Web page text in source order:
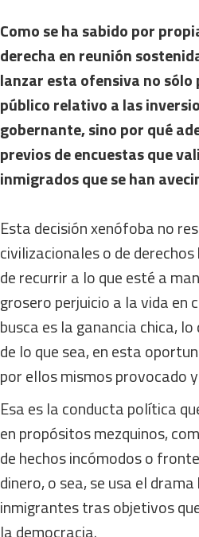
Como se ha sabido por
derecha en reunión
lanzar esta ofensiva no
público relativo a las
gobernante, sino por qué
previos de encuestas que
inmigrados que se han
Esta decisión xenófoba no
civilizacionales o de
de recurrir a lo que esté a
grosero perjuicio a la vida en
busca es la ganancia chica,
de lo que sea, en esta
por ellos mismos provocado
Esa es la conducta política
en propósitos mezquinos,
de hechos incómodos o
dinero, o sea, se usa el
inmigrantes tras objetivos
la democracia.